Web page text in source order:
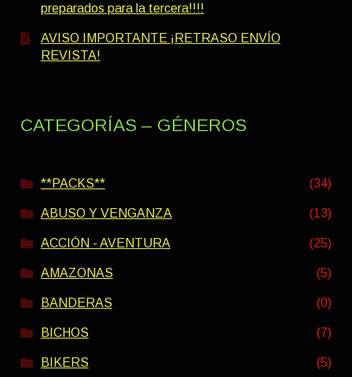
preparados para la tercera!!!!
AVISO IMPORTANTE ¡RETRASO ENVÍO
REVISTA!
CATEGORÍAS – GÉNEROS
**PACKS** (34)
ABUSO Y VENGANZA (13)
ACCIÓN - AVENTURA (25)
AMAZONAS (5)
BANDERAS (0)
BICHOS (7)
BIKERS (5)